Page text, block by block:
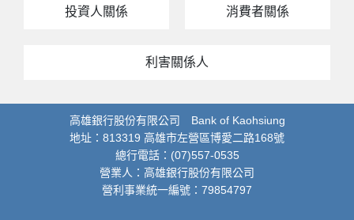
投資人關係 消費者關係
利害關係人
高雄銀行股份有限公司 Bank of Kaohsiung
地址：813319 高雄市左營區博愛二路168號
總行電話：(07)557-0535
營業人：高雄銀行股份有限公司
營利事業統一編號：79854797